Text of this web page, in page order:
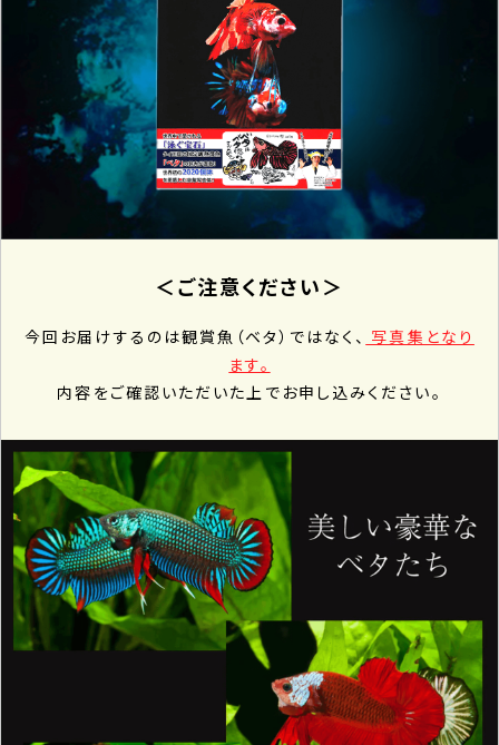
＜ご注意ください＞
今回お届けするのは観賞魚（ベタ）ではなく、 写真集となり
ます。
内容をご確認いただいた上でお申し込みください。